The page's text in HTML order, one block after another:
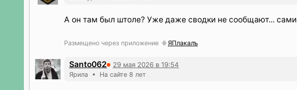
А он там был штоле? Уже даже сводки не сообщают...
Размещено через приложение ЯПлакалъ
Santo062 29 мая 2026 в 19:54
Ярила • На сайте 8 лет